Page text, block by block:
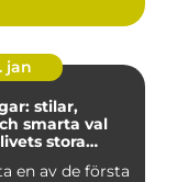
jan
stilar,
smarta val
stora
en av de första